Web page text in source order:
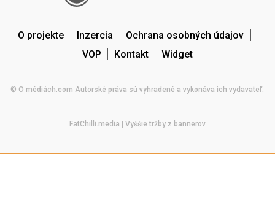
O projekte Inzercia
Ochrana osobných údajov
VOP
Kontakt Widget
© O médiách.com Autorské práva sú vyhradené a vykonáva ich vydavateľ.
FatChilli.media | Vyššie tržby z bannerov